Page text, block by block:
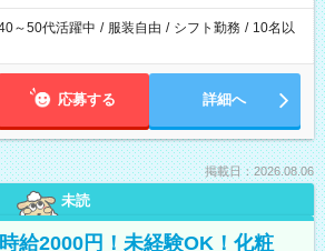
～50代活躍中 / 服装自由 / シフト勤務 / 10名以
応募する 詳細へ
掲載日：2026.08.06
未読
給2000円！未経験OK！化粧